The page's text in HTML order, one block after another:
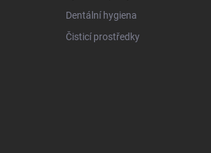
Dentální hygiena
Čisticí prostředky